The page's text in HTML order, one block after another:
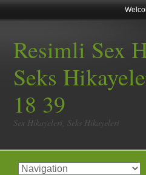
Resimli Sex
Seks
18 39
Sex Hikayeleri, Seks Hikayeleri